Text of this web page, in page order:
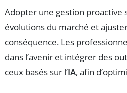
Adopter une gestion
évolutions du marché et
conséquence. Les
dans l’avenir et intégrer des
ceux basés sur l’IA, afin